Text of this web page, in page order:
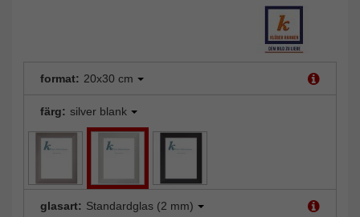
format: 20x30 cm
färg: silver blank
glasart: Standardglas (2 mm)